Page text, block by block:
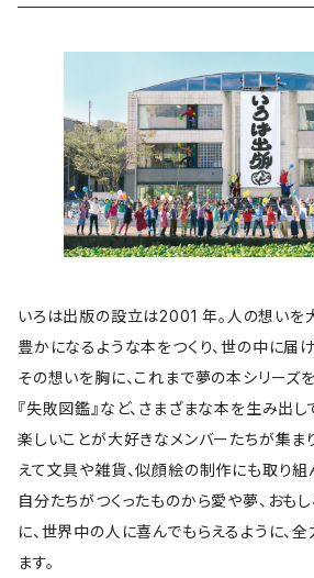
いろは出版の設立は2001 年。人の想いを
豊かになるような本をつくり、世の中に届け
その想いを胸に、これまで夢の本シリーズ
『失敗図鑑』など、さまざまな本を生み出し
楽しいことが大好きなメンバーたちが集ま
えて文具や雑貨、似顔絵の制作にも取り組
自分たちがつくったものから愛や夢、おも
に、世界中の人に喜んでもらえるように、
ます。